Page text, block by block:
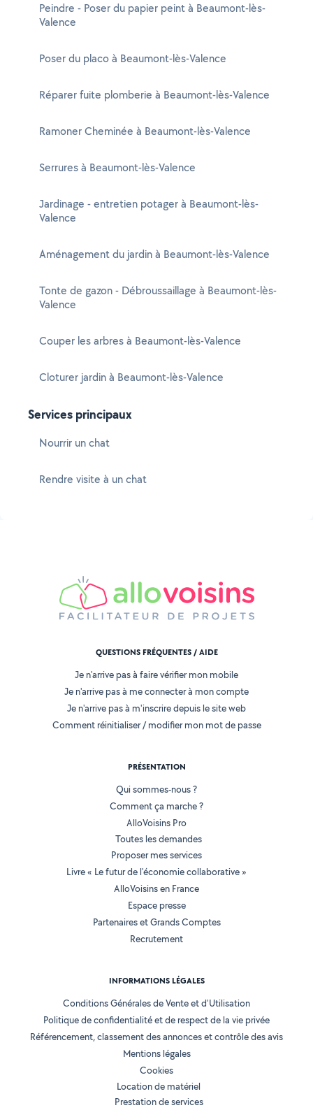
Peindre - Poser du papier peint à Beaumont-lès-
Valence
Poser du placo à Beaumont-lès-Valence
Réparer fuite plomberie à Beaumont-lès-Valence
Ramoner Cheminée à Beaumont-lès-Valence
Serrures à Beaumont-lès-Valence
Jardinage - entretien potager à Beaumont-lès-
Valence
Aménagement du jardin à Beaumont-lès-Valence
Tonte de gazon - Débroussaillage à Beaumont-lès-
Valence
Couper les arbres à Beaumont-lès-Valence
Cloturer jardin à Beaumont-lès-Valence
Services principaux
Nourrir un chat
Rendre visite à un chat
QUESTIONS FRÉQUENTES / AIDE
Je n'arrive pas à faire vérifier mon mobile
Je n'arrive pas à me connecter à mon compte
Je n'arrive pas à m'inscrire depuis le site web
Comment réinitialiser / modifier mon mot de passe
PRÉSENTATION
Qui sommes-nous ?
Comment ça marche ?
AlloVoisins Pro
Toutes les demandes
Proposer mes services
Livre « Le futur de l'économie collaborative »
AlloVoisins en France
Espace presse
Partenaires et Grands Comptes
Recrutement
INFORMATIONS LÉGALES
Conditions Générales de Vente et d'Utilisation
Politique de confidentialité et de respect de la vie privée
Référencement, classement des annonces et contrôle des avis
Mentions légales
Cookies
Location de matériel
Prestation de services